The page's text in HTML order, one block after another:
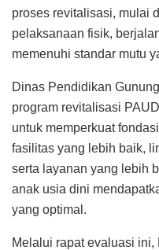
proses revitalisasi, mulai
pelaksanaan fisik,
memenuhi standar mutu
Dinas Pendidikan
program revitalisasi
untuk memperkuat
fasilitas yang lebih baik,
serta layanan yang lebih
anak usia dini
yang optimal.
Melalui rapat evaluasi